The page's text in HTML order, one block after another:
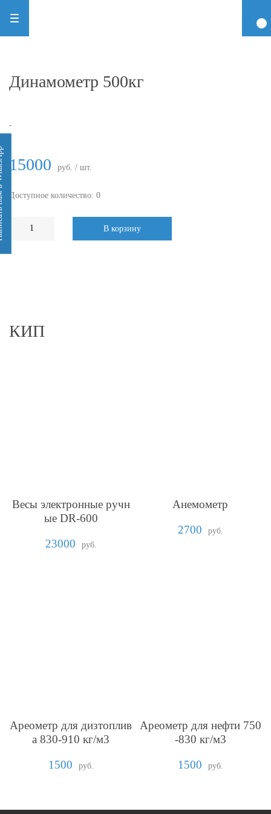
Динамометр 500кг
-
15000 руб. / шт.
Доступное количество: 0
В корзину
КИП
Весы электронные ручн
ые DR-600
23000
руб.
Анемометр
2700
руб.
Ареометр для дизтоплив
а 830-910 кг/м3
1500
руб.
Ареометр для нефти 750
-830 кг/м3
1500
руб.